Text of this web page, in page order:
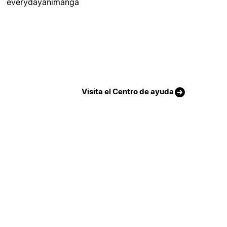
Visita el Centro de ayuda